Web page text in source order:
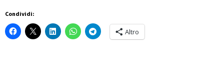
Condividi:
Altro